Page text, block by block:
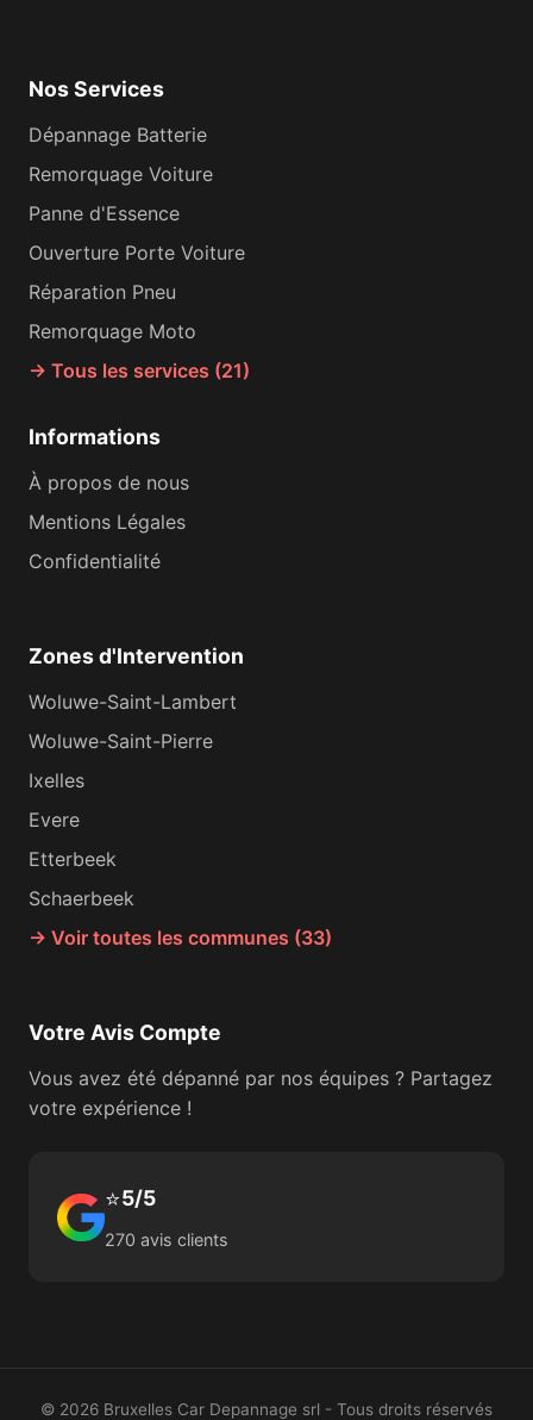
Nos Services
Dépannage Batterie
Remorquage Voiture
Panne d'Essence
Ouverture Porte Voiture
Réparation Pneu
Remorquage Moto
→ Tous les services (21)
Informations
À propos de nous
Mentions Légales
Confidentialité
Zones d'Intervention
Woluwe-Saint-Lambert
Woluwe-Saint-Pierre
Ixelles
Evere
Etterbeek
Schaerbeek
→ Voir toutes les communes (33)
Votre Avis Compte
Vous avez été dépanné par nos équipes ? Partagez
votre expérience !
⭐5/5
270 avis clients
© 2026 Bruxelles Car Depannage srl - Tous droits réservés